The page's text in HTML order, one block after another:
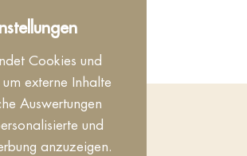
Cookies und
externe Inhalte
Auswertungen
und
anzuzeigen.